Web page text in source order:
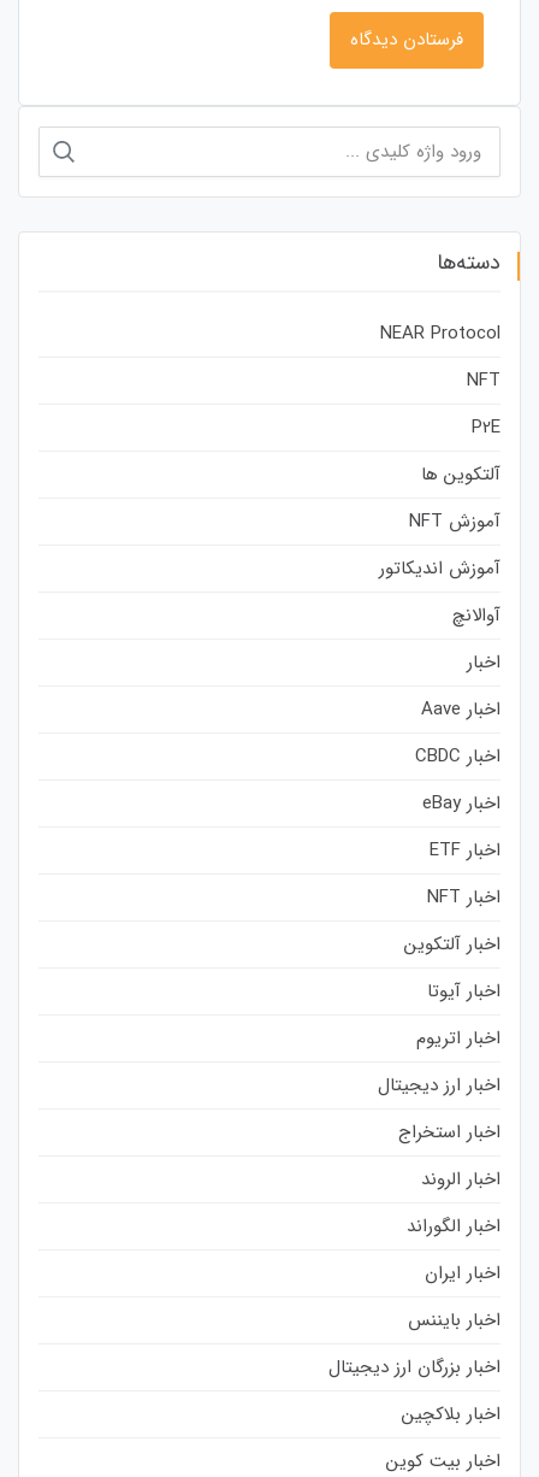
برای:
دسته‌ها
NEAR Protocol
NFT
P2E
آلتکوین ها
آموزش NFT
آموزش اندیکاتور
آوالانچ
اخبار
اخبار Aave
اخبار CBDC
اخبار eBay
اخبار ETF
اخبار NFT
اخبار آلتکوین
اخبار آیوتا
اخبار اتریوم
اخبار ارز دیجیتال
اخبار استخراج
اخبار الروند
اخبار الگوراند
اخبار ایران
اخبار بایننس
اخبار بزرگان ارز دیجیتال
اخبار بلاکچین
اخبار بیت کوین